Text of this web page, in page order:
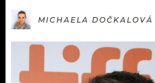
#NEBUDUDOMA
KALENDÁŘ
KVÍZY
APLIKACE
PROGRAM
PLAYLIST
SOUTĚŽE
MICHAELA DOČKALOVÁ